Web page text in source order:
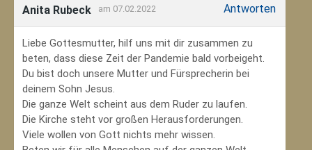
Anita Rubeck am 07.02.2022 Antworten
Liebe Gottesmutter, hilf uns mit dir zusammen zu
beten, dass diese Zeit der Pandemie bald vorbeigeht.
Du bist doch unsere Mutter und Fürsprecherin bei
deinem Sohn Jesus.
Die ganze Welt scheint aus dem Ruder zu laufen.
Die Kirche steht vor großen Herausforderungen.
Viele wollen von Gott nichts mehr wissen.